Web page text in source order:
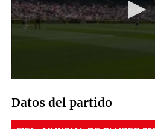
Datos del partido